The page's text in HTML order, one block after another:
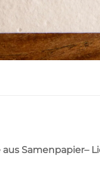
Samenpapier–